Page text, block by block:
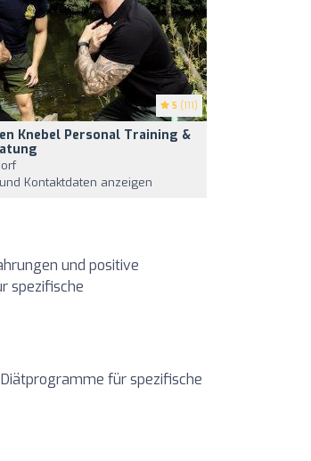
5 (111)
Knebel Personal Training &
Kontaktdaten anzeigen
und positive
spezifische
für spezifische